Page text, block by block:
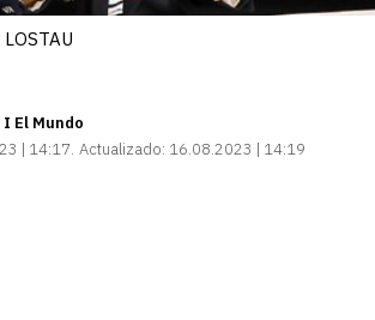
El Mundo
| 14:17 Actualizado: 16.08.2023 | 14:19